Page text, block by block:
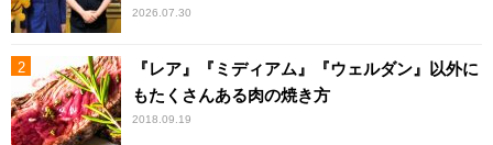
2026.07.30
『レア』『ミディアム』『ウェルダン』以外に
もたくさんある肉の焼き方
2018.09.19